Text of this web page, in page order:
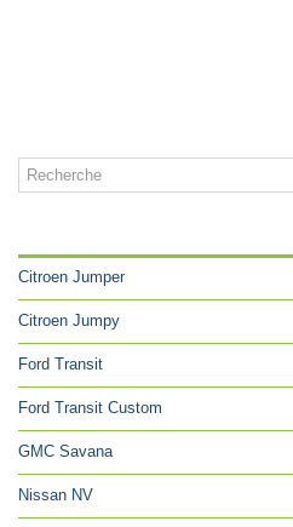
Citroen Jumper
Citroen Jumpy
Ford Transit
Ford Transit Custom
GMC Savana
Nissan NV